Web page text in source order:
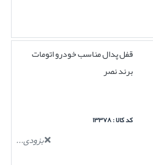
قفل پدال مناسب خودرو اتومات
برند نصر
کد کالا : ۱۳۳۷۸
بزودی...